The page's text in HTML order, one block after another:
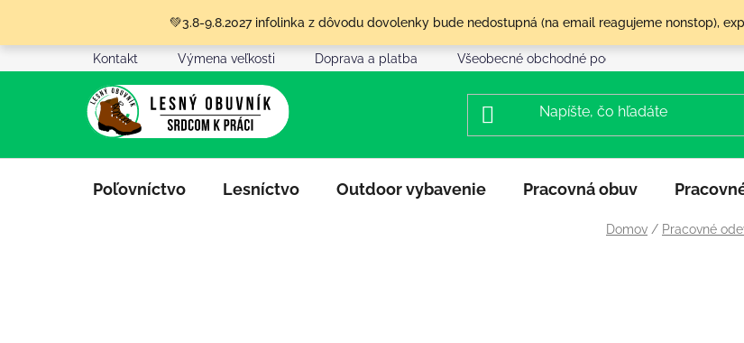
obsah
💚3.8-9.8.2027 infolinka z dôvodu dovolenky bude nedostupná (na email reagujeme nonstop),
Kontakt Výmena veľkosti Doprava a platba Všeobecné obchodné podmienky
Poľovníctvo Lesníctvo Outdoor vybavenie Pracovná obuv
Domov / Pracovné